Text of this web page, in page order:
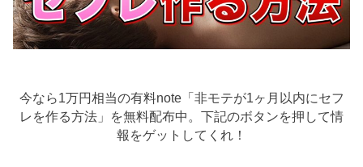
今なら1万円相当の有料note「非モテが1ヶ月以内にセフ
レを作る方法」を無料配布中。下記のボタンを押して情
報をゲットしてくれ！